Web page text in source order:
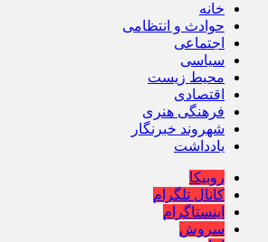
خانه
حوادث و انتظامی
اجتماعی
سیاسی
محیط زیست
اقتصادی
فرهنگی هنری
شهروند خبرنگار
یادداشت
روبیکا
کانال تلگرام
اینستاگرام
سروش